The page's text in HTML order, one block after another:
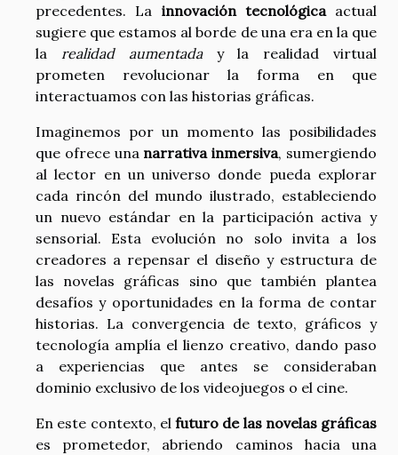
precedentes. La innovación tecnológicaactual
sugiere que estamos al borde de una era en la que
la
realidad aumentaday la realidad virtual
prometen revolucionar la forma en que
interactuamos con las historias gráficas.
Imaginemos por un momento las posibilidades
que ofrece una narrativa inmersiva, sumergiendo
al lector en un universo donde pueda explorar
cada rincón del mundo ilustrado, estableciendo
un nuevo estándar en la participación activa y
sensorial. Esta evolución no solo invita a los
creadores a repensar el diseño y estructura de
las novelas gráficas sino que también plantea
desafíos y oportunidades en la forma de contar
historias. La convergencia de texto, gráficos y
tecnología amplía el lienzo creativo, dando paso
a experiencias que antes se consideraban
dominio exclusivo de los videojuegos o el cine.
En este contexto, el futuro de las novelas gráficas
es prometedor, abriendo caminos hacia una